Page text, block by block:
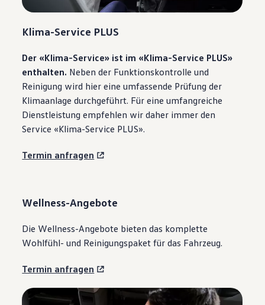
Klima-Service PLUS
Der «Klima-Service» ist im «Klima-Service PLUS»
enthalten. Neben der Funktionskontrolle und
Reinigung wird hier eine umfassende Prüfung der
Klimaanlage durchgeführt. Für eine umfangreiche
Dienstleistung empfehlen wir daher immer den
Service «Klima-Service PLUS».
Termin anfragen
Wellness-Angebote
Die Wellness-Angebote bieten das komplette
Wohlfühl- und Reinigungspaket für das Fahrzeug.
Termin anfragen